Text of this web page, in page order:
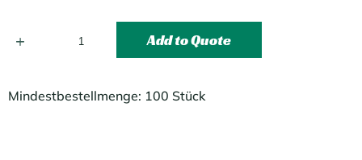
Add to Quote
Mindestbestellmenge: 100 Stück